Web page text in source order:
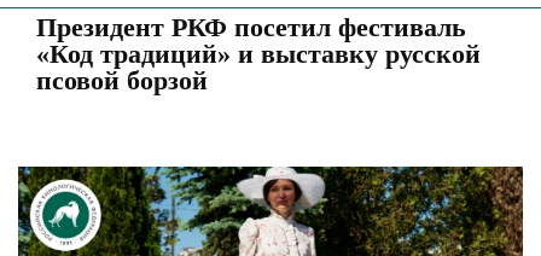
Президент РКФ посетил фестиваль
«Код традиций» и выставку русской
псовой борзой
View
Larger
Image